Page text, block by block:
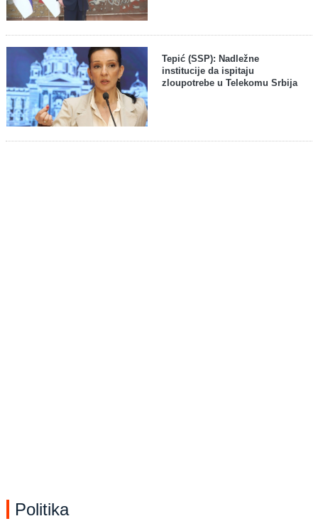
Tepić (SSP): Nadležne
institucije da ispitaju
zloupotrebe u Telekomu Srbija
Politika